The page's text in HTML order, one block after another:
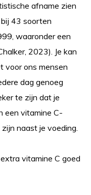
afname zien
43 soorten
waaronder een
2023). Je kan
voor ons mensen
dag genoeg
te zijn dat je
een vitamine C-
naast je voeding.
vitamine C goed